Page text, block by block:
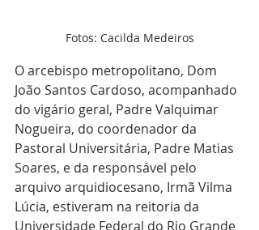
Fotos: Cacilda Medeiros
O arcebispo metropolitano, Dom
João Santos Cardoso, acompanhado
do vigário geral, Padre Valquimar
Nogueira, do coordenador da
Pastoral Universitária, Padre Matias
Soares, e da responsável pelo
arquivo arquidiocesano, Irmã Vilma
Lúcia, estiveram na reitoria da
Universidade Federal do Rio Grande